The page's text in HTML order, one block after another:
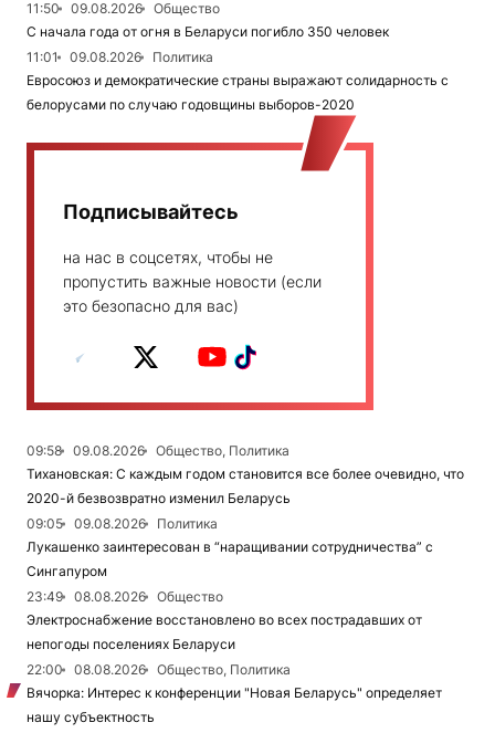
11:50 09.08.2026
Общество
С начала года от огня в Беларуси погибло 350 человек
11:01
09.08.2026
Политика
Евросоюз и демократические страны выражают солидарность с
белорусами по случаю годовщины выборов-2020
Подписывайтесь
на нас в соцсетях, чтобы не
пропустить важные новости (если
это безопасно для вас)
09:58 09.08.2026
Общество, Политика
Тихановская: С каждым годом становится все более очевидно, что
2020-й безвозвратно изменил Беларусь
09:05
09.08.2026
Политика
Лукашенко заинтересован в “наращивании сотрудничества” с
Сингапуром
23:49
08.08.2026
Общество
Электроснабжение восстановлено во всех пострадавших от
непогоды поселениях Беларуси
22:00
08.08.2026
Общество, Политика
Вячорка: Интерес к конференции "Новая Беларусь" определяет
нашу субъектность